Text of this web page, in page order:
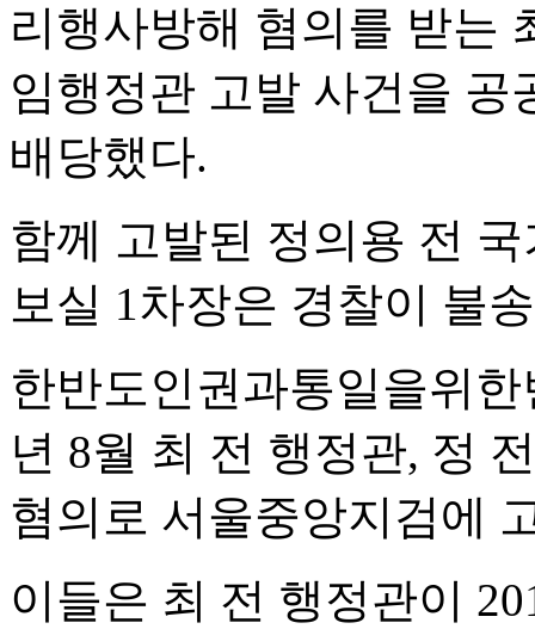
리행사방해 혐의를 받는
임행정관 고발 사건을
배당했다.
함께 고발된 정의용 전
보실 1차장은 경찰이 불
한반도인권과통일을위
년 8월 최 전 행정관, 정
혐의로 서울중앙지검에
이들은 최 전 행정관이